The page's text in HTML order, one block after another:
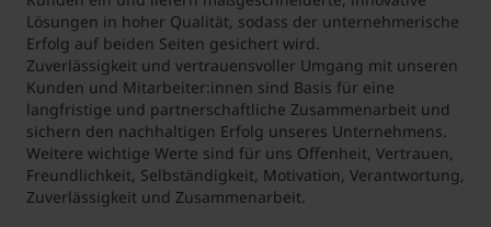
Lösungen in hoher Qualität, sodass der unternehmerische
Erfolg auf beiden Seiten gesichert wird.
Zuverlässigkeit und vertrauensvoller Umgang mit unseren
Kunden und Mitarbeiter:innen sind Basis für eine
langfristige und partnerschaftliche Zusammenarbeit und
sichern den nachhaltigen Erfolg unseres Unternehmens.
Weitere wichtige Werte sind für uns Offenheit, Vertrauen,
Freundlichkeit, Selbständigkeit, Motivation, Verantwortung,
Zuverlässigkeit und Zusammenarbeit.